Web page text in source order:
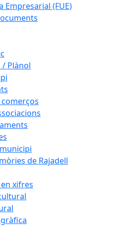
Empresarial (FUE)
/ Plànol
de Rajadell
xifres